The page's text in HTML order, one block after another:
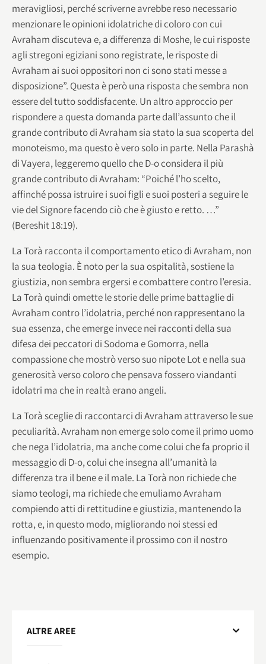
meravigliosi, perché scriverne avrebbe reso necessario
menzionare le opinioni idolatriche di coloro con cui
Avraham discuteva e, a differenza di Moshe, le cui risposte
agli stregoni egiziani sono registrate, le risposte di
Avraham ai suoi oppositori non ci sono stati messe a
disposizione”. Questa è però una risposta che sembra non
essere del tutto soddisfacente. Un altro approccio per
rispondere a questa domanda parte dall’assunto che il
grande contributo di Avraham sia stato la sua scoperta del
monoteismo, ma questo è vero solo in parte. Nella Parashà
di Vayera, leggeremo quello che D-o considera il più
grande contributo di Avraham: “Poiché l’ho scelto,
affinché possa istruire i suoi figli e suoi posteri a seguire le
vie del Signore facendo ciò che è giusto e retto. …”
(Bereshit 18:19).
La Torà racconta il comportamento etico di Avraham, non
la sua teologia. È noto per la sua ospitalità, sostiene la
giustizia, non sembra ergersi e combattere contro l’eresia.
La Torà quindi omette le storie delle prime battaglie di
Avraham contro l’idolatria, perché non rappresentano la
sua essenza, che emerge invece nei racconti della sua
difesa dei peccatori di Sodoma e Gomorra, nella
compassione che mostrò verso suo nipote Lot e nella sua
generosità verso coloro che pensava fossero viandanti
idolatri ma che in realtà erano angeli.
La Torà sceglie di raccontarci di Avraham attraverso le sue
peculiarità. Avraham non emerge solo come il primo uomo
che nega l’idolatria, ma anche come colui che fa proprio il
messaggio di D-o, colui che insegna all’umanità la
differenza tra il bene e il male. La Torà non richiede che
siamo teologi, ma richiede che emuliamo Avraham
compiendo atti di rettitudine e giustizia, mantenendo la
rotta, e, in questo modo, migliorando noi stessi ed
influenzando positivamente il prossimo con il nostro
esempio.
ALTRE AREE